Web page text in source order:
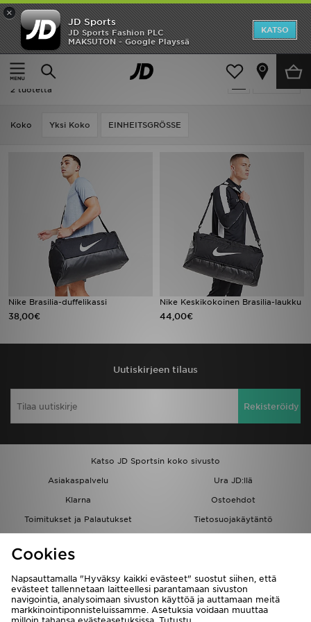
×
JD Sports
JD Sports Fashion PLC
MAKSUTON - Google Playssä
KATSO
Etusivu
Miehet
Suodata
Miehet - Nike Gorpcore
2 tuotetta
Koko Yksi Koko EINHEITSGRÖSSE
Nike Brasilia-duffelikassi
38,00€
Nike Keskikokoinen Brasilia-laukku
44,00€
Uutiskirjeen tilaus
Rekisteröidy
Katso JD Sportsin koko sivusto
Asiakaspalvelu
Ura JD:llä
Klarna
Ostoehdot
Toimitukset ja Palautukset
Tietosuojakäytäntö
Löydä myymälä
Kumppanuusohjelma
JD Blog
Etusivu
Ale
Uutuudet
Tuotemerkit
Inspiroidu
Urheilu
Minun JD
Cookies
Napsauttamalla "Hyväksy kaikki evästeet" suostut siihen, että
evästeet tallennetaan laitteellesi parantamaan sivuston
navigointia, analysoimaan sivuston käyttöä ja auttamaan meitä
markkinointiponnisteluissamme. Asetuksia voidaan muuttaa